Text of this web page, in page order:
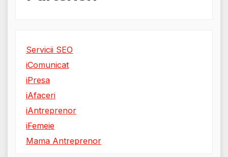
Servicii SEO
iComunicat
iPresa
iAfaceri
iAntreprenor
iFemeie
Mama Antreprenor